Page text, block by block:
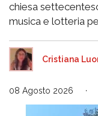
chiesa
musica e lotteria
Cristiana
08 Agosto 2026